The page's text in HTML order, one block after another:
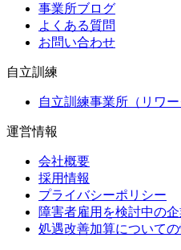
事業所ブログ
よくある質問
お問い合わせ
自立訓練
自立訓練事業所（リワー
運営情報
会社概要
採用情報
プライバシーポリシー
障害者雇用を検討中の
処遇改善加算について